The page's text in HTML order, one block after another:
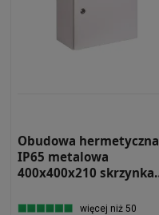
Obudowa hermetyczna
IP65 metalowa
400x400x210 skrzynka
więcej niż 50